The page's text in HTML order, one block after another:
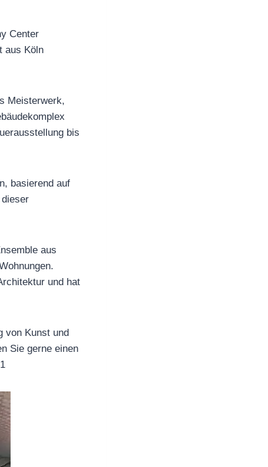
Center
aus Köln
Meisterwerk,
bis
basierend auf
aus
und hat
von Kunst und
Sie gerne einen